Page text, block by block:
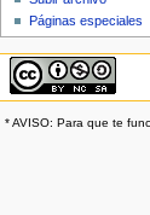
Páginas especiales
* AVISO: Para que te